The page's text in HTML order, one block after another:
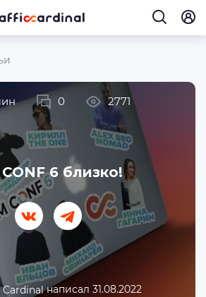
написал 31.08.2022
6 близко!
0 2771